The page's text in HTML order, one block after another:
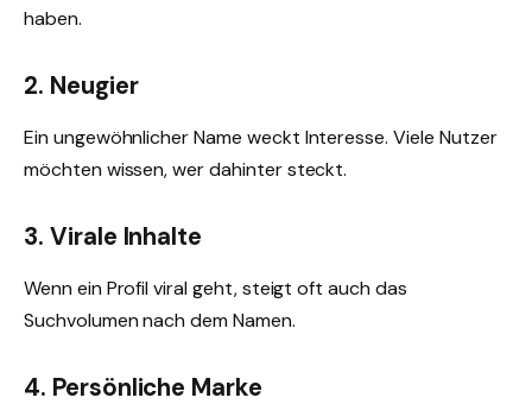
haben.
2. Neugier
Ein ungewöhnlicher Name weckt Interesse. Viele Nutzer
möchten wissen, wer dahinter steckt.
3. Virale Inhalte
Wenn ein Profil viral geht, steigt oft auch das
Suchvolumen nach dem Namen.
4. Persönliche Marke